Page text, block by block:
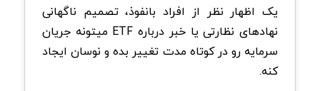
یک اظهار نظر از افراد بانفوذ، تصمیم ناگهانی
نهادهای نظارتی یا خبر درباره ETF میتونه جریان
سرمایه رو در کوتاه مدت تغییر بده و نوسان ایجاد
کنه.